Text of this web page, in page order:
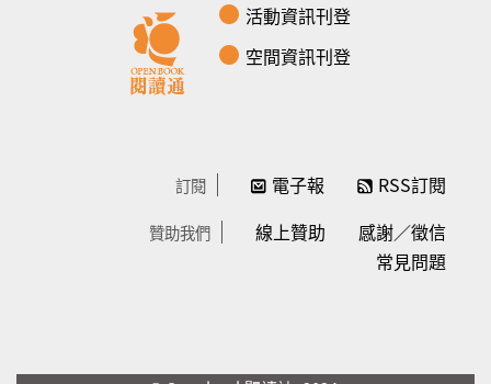
活動資訊刊登
空間資訊刊登
訂閱 電子報 RSS訂閱
贊助我們 線上贊助
感謝／徵信
常見問題